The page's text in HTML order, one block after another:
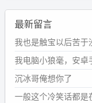
wdssmq
2024-09-23
#PubWord要不我
第1页https://www.
B
wdssmq
2024-09-23
最新留言
沉冰哥俺想你了
一般这个冷笑话都是